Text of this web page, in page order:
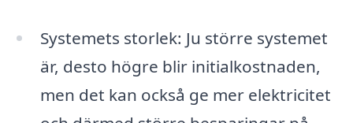
Systemets storlek: Ju större systemet
är, desto högre blir initialkostnaden,
men det kan också ge mer elektricitet